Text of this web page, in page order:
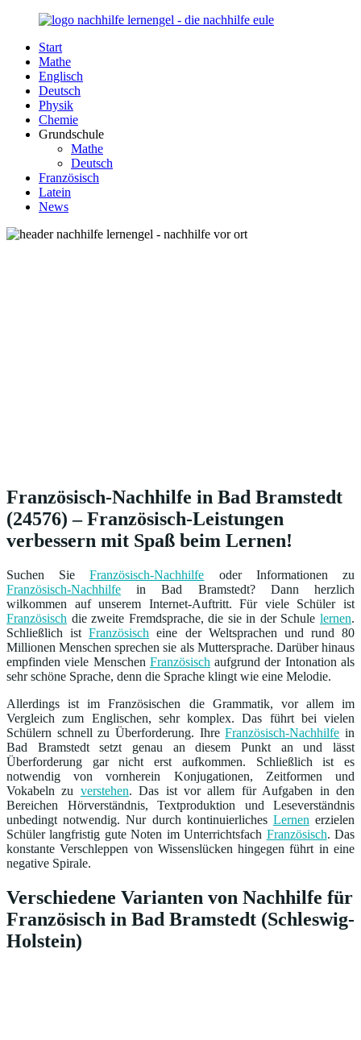
Zurück
Inhalt
Nachhilfe-
Lernengel.de
Unsere
Nachhilfe-
Eule
berät
zum
Damit
Lernen
Spaß
Start
Mathe
Englisch
Deutsch
Physik
Chemie
Grundschule
Mathe
Deutsch
Französisch
Latein
News
Französisch-Nachhilfe in Bad Bramstedt
(24576) – Französisch-Leistungen
verbessern mit Spaß beim Lernen!
Suchen SieFranzösisch-Nachhilfe oder Informationen zu
Französisch-Nachhilfe in Bad Bramstedt? Dann herzlich
wilkommen auf unserem Internet-Auftritt. Für viele Schüler ist
Französisch die zweite Fremdsprache, die sie in der Schule lernen.
Schließlich istFranzösisch eine der Weltsprachen und rund 80
Millionen Menschen sprechen sie als Muttersprache. Darüber hinaus
empfinden viele Menschen Französisch aufgrund der Intonation als
sehr schöne Sprache, denn die Sprache klingt wie eine Melodie.
Allerdings ist im Französischen die Grammatik, vor allem im
Vergleich zum Englischen, sehr komplex. Das führt bei vielen
Schülern schnell zu Überforderung. IhreFranzösisch-Nachhilfe in
Bad Bramstedt setzt genau an diesem Punkt an und lässt
Überforderung gar nicht erst aufkommen. Schließlich ist es
notwendig von vornherein Konjugationen, Zeitformen und
Vokabeln zu verstehen. Das ist vor allem für Aufgaben in den
Bereichen Hörverständnis, Textproduktion und Leseverständnis
unbedingt notwendig. Nur durch kontinuierliches Lernen erzielen
Schüler langfristig gute Noten im Unterrichtsfach Französisch. Das
konstante Verschleppen von Wissenslücken hingegen führt in eine
negative Spirale.
Verschiedene Varianten von Nachhilfe für
Französisch in Bad Bramstedt (Schleswig-
Holstein)